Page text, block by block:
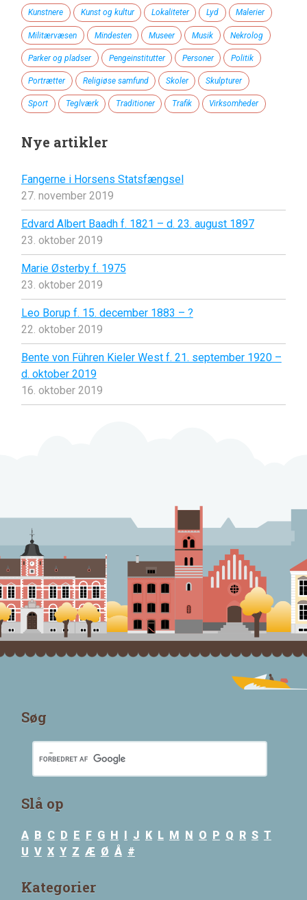
Kunstnere Kunst og kultur Lokaliteter Lyd Malerier
Militærvæsen Mindesten Museer Musik Nekrolog
Parker og pladser Pengeinstitutter Personer Politik
Portrætter Religiøse samfund Skoler Skulpturer
Sport Teglværk Traditioner Trafik Virksomheder
Nye artikler
Fangerne i Horsens Statsfængsel
27. november 2019
Edvard Albert Baadh f. 1821 – d. 23. august 1897
23. oktober 2019
Marie Østerby f. 1975
23. oktober 2019
Leo Borup f. 15. december 1883 – ?
22. oktober 2019
Bente von Führen Kieler West f. 21. september 1920 –
d. oktober 2019
16. oktober 2019
Søg
Slå op
A B C D E F G H I J K L M N O P Q R S T
U V X Y Z Æ Ø Å #
Kategorier